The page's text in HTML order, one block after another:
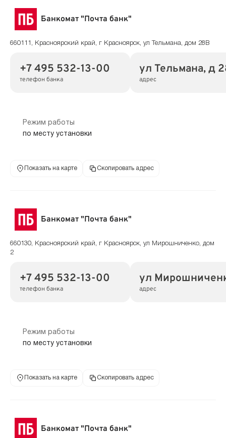
Банкомат "Почта банк"
660111, Красноярский край, г Красноярск, ул Тельмана, дом 28В
+7 495 532-13-00
телефон банка
ул Тельмана, д
адрес
Режим работы
по месту установки
Показать на карте Скопировать адрес
Банкомат "Почта банк"
660130, Красноярский край, г Красноярск, ул Мирошниченко, дом
2
+7 495 532-13-00
телефон банка
ул
адрес
Режим работы
по месту установки
Показать на карте Скопировать адрес
Банкомат "Почта банк"